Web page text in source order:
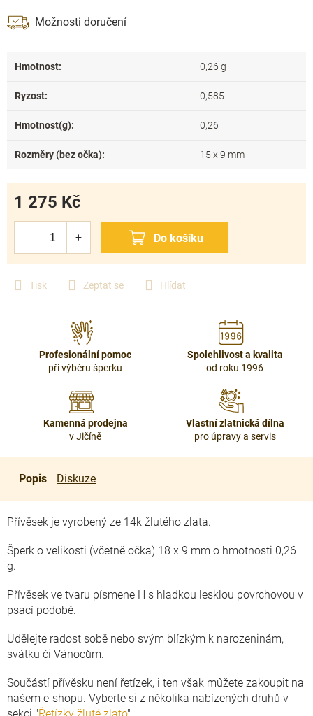
Tisk Zeptat se Hlídat
Možnosti doručení
1 275 Kč
Hmotnost: 0,26 g
Ryzost: 0,585
Hmotnost(g): 0,26
Rozměry (bez očka): 15 x 9 mm
Profesionální pomoc
při výběru šperku
Spolehlivost a kvalita
od roku 1996
Kamenná prodejna
v Jičíně
Vlastní zlatnická dílna
pro úpravy a servis
Popis Diskuze
Přívěsek je vyrobený ze 14k žlutého zlata.
Šperk o velikosti (včetně očka) 18 x 9 mm o hmotnosti 0,26
g.
Přívěsek ve tvaru písmene H s hladkou lesklou povrchovou v
psací podobě.
Udělejte radost sobě nebo svým blízkým k narozeninám,
svátku či Vánocům.
Součástí přívěsku není řetízek, i ten však můžete zakoupit na
našem e-shopu. Vyberte si z několika nabízených druhů v